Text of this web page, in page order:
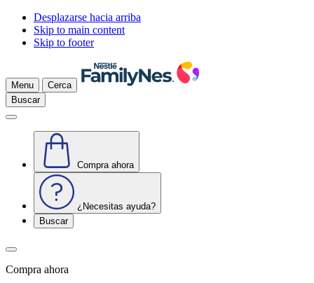
Desplazarse hacia arriba
Skip to main content
Skip to footer
Menu
Cerca
Buscar
Compra ahora
¿Necesitas ayuda?
Buscar
Compra ahora